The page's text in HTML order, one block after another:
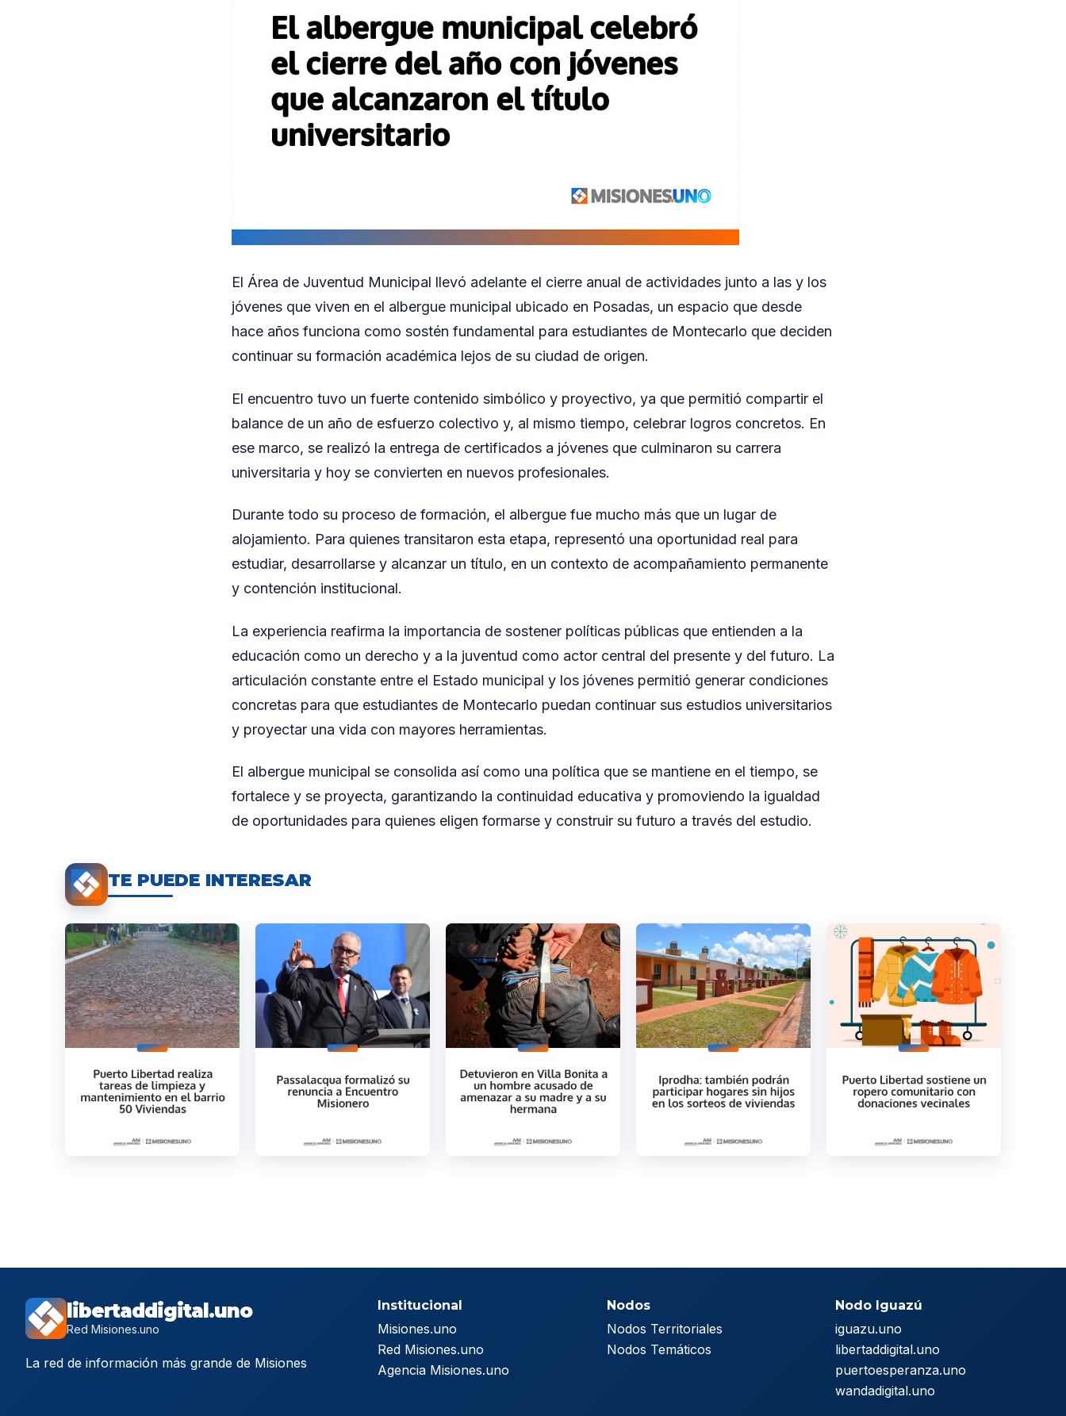
El Área de Juventud Municipal llevó adelante el cierre anual de actividades junto a las y los
jóvenes que viven en el albergue municipal ubicado en Posadas, un espacio que desde
hace años funciona como sostén fundamental para estudiantes de Montecarlo que deciden
continuar su formación académica lejos de su ciudad de origen.
El encuentro tuvo un fuerte contenido simbólico y proyectivo, ya que permitió compartir el
balance de un año de esfuerzo colectivo y, al mismo tiempo, celebrar logros concretos. En
ese marco, se realizó la entrega de certificados a jóvenes que culminaron su carrera
universitaria y hoy se convierten en nuevos profesionales.
Durante todo su proceso de formación, el albergue fue mucho más que un lugar de
alojamiento. Para quienes transitaron esta etapa, representó una oportunidad real para
estudiar, desarrollarse y alcanzar un título, en un contexto de acompañamiento permanente
y contención institucional.
La experiencia reafirma la importancia de sostener políticas públicas que entienden a la
educación como un derecho y a la juventud como actor central del presente y del futuro. La
articulación constante entre el Estado municipal y los jóvenes permitió generar condiciones
concretas para que estudiantes de Montecarlo puedan continuar sus estudios universitarios
y proyectar una vida con mayores herramientas.
El albergue municipal se consolida así como una política que se mantiene en el tiempo, se
fortalece y se proyecta, garantizando la continuidad educativa y promoviendo la igualdad
de oportunidades para quienes eligen formarse y construir su futuro a través del estudio.
TE PUEDE INTERESAR
libertaddigital.uno
Red Misiones.uno
La red de información más grande de Misiones
Institucional
Misiones.uno
Red Misiones.uno
Agencia Misiones.uno
Nodos
Nodos Territoriales
Nodos Temáticos
Nodo Iguazú
iguazu.uno
libertaddigital.uno
puertoesperanza.uno
wandadigital.uno